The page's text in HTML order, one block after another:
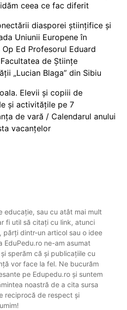
ceea ce fac diferit
diasporei științifice și
Uniunii Europene în
Ed Profesorul Eduard
de Științe
„Lucian Blaga” din Sibiu
Elevii și copiii de
și activitățile pe 7
de vară / Calendarul anului
vacanțelor
educație, sau cu atât mai mult
fi util să citați cu link, atunci
părți dintr-un articol sau o idee
EduPedu.ro ne-am asumat
sperăm că și publicațiile cu
vor face la fel. Ne bucurăm
pe Edupedu.ro și suntem
noastră de a cita sursa
reciprocă de respect și